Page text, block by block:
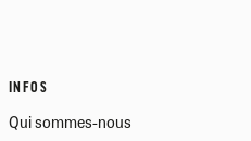
INFOS
Qui sommes-nous